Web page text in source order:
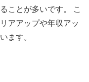
ことが多いです。 こ
アアップや年収アッ
ます。